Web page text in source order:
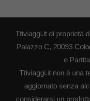
Ttiviaggi.it di proprietà
Palazzo C, 20093
e
Ttiviaggi.it non è una
aggiornato senza
considerarsi un